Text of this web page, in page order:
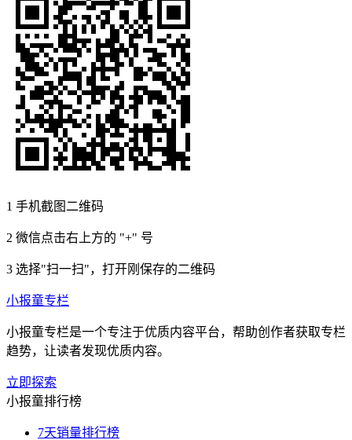
1 手机截图二维码
2 微信点击右上方的 "+" 号
3 选择"扫一扫"，打开刚保存的二维码
小报童专栏
小报童专栏是一个专注于优质内容平台，帮助创作者获取专栏
趋势，让读者发现优质内容。
立即探索
小报童排行榜
7天销量排行榜